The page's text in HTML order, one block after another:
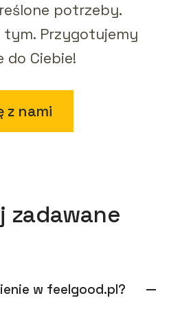
potrzeby.
tym. Przygotujemy
Ciebie!
z nami
zadawane
w feelgood.pl? remove